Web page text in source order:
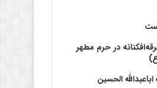
در حرم مطهر
الحسین